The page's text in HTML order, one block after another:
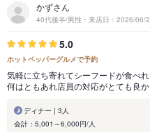
かずさん
40代後半/男性・来店日：2026/06/
5.0
ホットペッパーグルメで予約
気軽に立ち寄れてシーフードが食べれ
何はともあれ店員の対応がとても良か
ディナー | 3人
会計：5,001～6,000円/人